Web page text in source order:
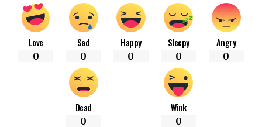
Love
0
Sad
0
Happy
0
Sleepy
0
Angry
0
Dead
0
Wink
0